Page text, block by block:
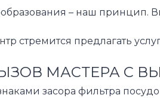
– наш принцип.
стремится предлагать
МАСТЕРА С
засора фильтра